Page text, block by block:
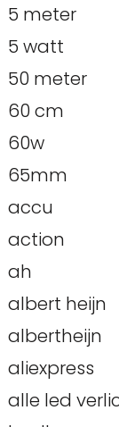
5 meter
5 watt
50 meter
60 cm
60w
65mm
accu
action
ah
albert heijn
albertheijn
aliexpress
alle led